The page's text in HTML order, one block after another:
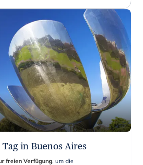
in Buenos Aires
freien Verfügung, um die